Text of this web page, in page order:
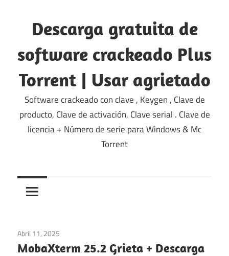
contenido
Descarga gratuita de
software crackeado Plus
Torrent | Usar agrietado
Software crackeado con clave , Keygen , Clave de
producto, Clave de activación, Clave serial . Clave de
licencia + Número de serie para Windows & Mc
Torrent
Abril 11, 2025
MobaXterm 25.2 Grieta + Descarga